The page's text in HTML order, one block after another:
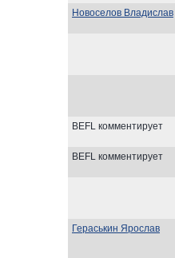
Новоселов Владислав
BEFL комментирует
BEFL комментирует
Гераськин Ярослав